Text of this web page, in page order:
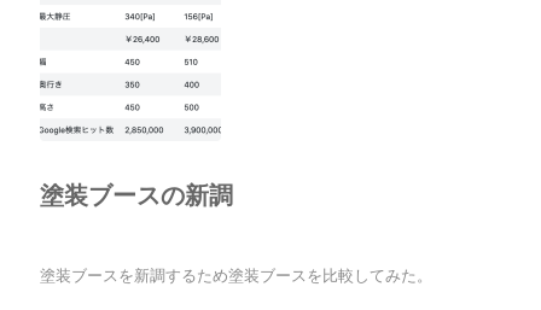
塗装ブースの新調
塗装ブースを新調するため塗装ブースを比較してみた。